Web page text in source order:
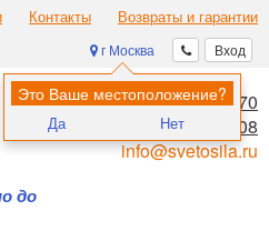
Контакты Возвраты и гарантии
Вход
г Москва
Это Ваше местоположение?
Да Нет
до
8 (495) 970-00-70
8 (800) 700-11-08
info@svetosila.ru